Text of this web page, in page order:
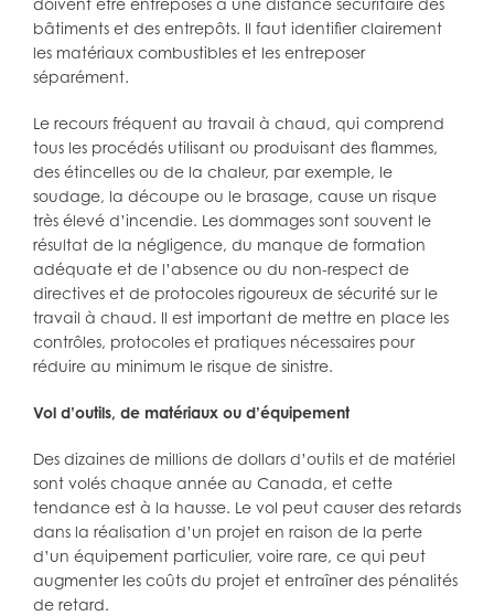
doivent être entreposés à une distance sécuritaire des
bâtiments et des entrepôts. Il faut identifier clairement
les matériaux combustibles et les entreposer
séparément.
Le recours fréquent au travail à chaud, qui comprend
tous les procédés utilisant ou produisant des flammes,
des étincelles ou de la chaleur, par exemple, le
soudage, la découpe ou le brasage, cause un risque
très élevé d’incendie. Les dommages sont souvent le
résultat de la négligence, du manque de formation
adéquate et de l’absence ou du non-respect de
directives et de protocoles rigoureux de sécurité sur le
travail à chaud. Il est important de mettre en place les
contrôles, protocoles et pratiques nécessaires pour
réduire au minimum le risque de sinistre.
Vol d’outils, de matériaux ou d’équipement
Des dizaines de millions de dollars d’outils et de matériel
sont volés chaque année au Canada, et cette
tendance est à la hausse. Le vol peut causer des retards
dans la réalisation d’un projet en raison de la perte
d’un équipement particulier, voire rare, ce qui peut
augmenter les coûts du projet et entraîner des pénalités
de retard.